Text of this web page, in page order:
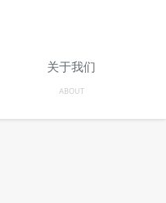
关于我们
ABOUT